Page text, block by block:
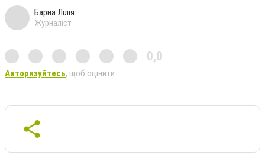
Барна Лілія
Журналіст
0,0
Авторизуйтесь, щоб оцінити